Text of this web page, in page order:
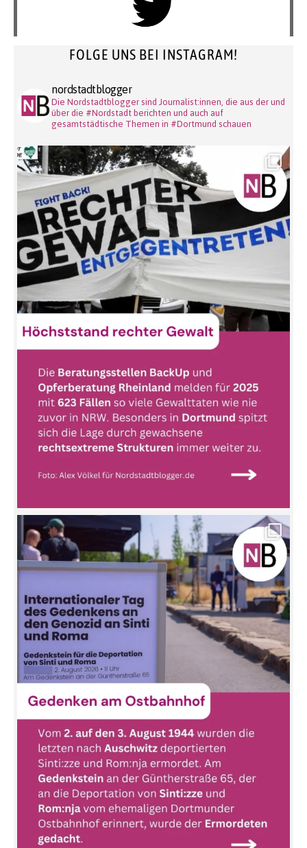
FOLGE UNS BEI INSTAGRAM!
nordstadtblogger
Die Nordstadtblogger sind Journalist:innen, die aus der und
über die #Nordstadt berichten und auch auf
gesamtstädtische Themen in #Dortmund schauen